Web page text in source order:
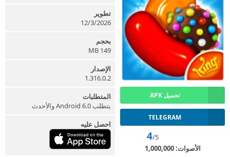
تحميل APK
TELEGRAM
4/5
الأصوات:1,000,000
تطوير
12/3/2026
بحجم
149 MB
الإصدار
1.316.0.2
المتطلبات
يتطلب Android 6.0 والأحدث
احصل عليه